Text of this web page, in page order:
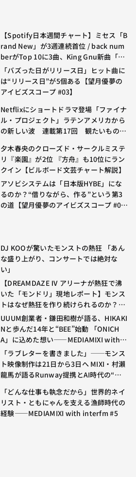
【Spotify日本週間チャート】ミセス「B
rand New」が3週連続首位 / back num
berがTop 10に3曲、King Gnu新曲「G
O GHOST」が初登場〜集計期間：2026
年7/24〜7/30
「バズった日がリリース日」ヒット曲に
は“リリース日”が5個ある【望月優夢の
アイビズスコープ #03】
Netflixにショートドラマ登場「ファイナ
ル・プロジェクト」ラテンアメリカから
の新しい波 連載第17回 観たいものが
夕木春央のクローズド・サークルミステ
リ『楽園』が2位 『方舟』も10位にラン
クイン【ビルボード文芸チャート解説】
アソビシステムは「日本版HYBE」にな
るのか？“借りながら、作る”という第3
の道【望月優夢のアイビズスコープ #0
DJ KOOが驚いたモンストの熱狂 「あん
な盛り上がり、コンサートでは絶対な
い」
【DREAMDAZE Ⅳ アリーナが熱狂で沸
いた「モンドリ」現地レポート】モンス
トはなぜ熱狂を作り続けられるのか？コ
ラボ初の“真獣神化”やDJ KOO、てつ
や、兎田ぺこら、壱百満天原サロメらも
集結
UUUM創業者・鎌田和樹が語る、HIKAKI
Nと歩んだ14年と“BEE”始動 「ONICH
A」に込めた想い——MEDIAMIXI with in
terfm #3
「ラブレターを書きました」──モンス
ト映像制作は21日から3日へ MIXI・村瀨
龍馬が語るRunway提携とAI時代の“つ
「どんな仕事も執念だから」世界的ネイ
リスト・ともにゃんを支える漁師時代の
経験——MEDIAMIXI with interfm #5